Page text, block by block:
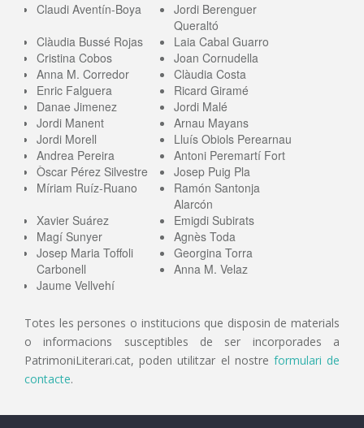
Claudi Aventín-Boya
Jordi Berenguer
Queraltó
Clàudia Bussé Rojas
Laia Cabal Guarro
Cristina Cobos
Joan Cornudella
Anna M. Corredor
Clàudia Costa
Enric Falguera
Ricard Giramé
Danae Jimenez
Jordi Malé
Jordi Manent
Arnau Mayans
Jordi Morell
Lluís Obiols Perearnau
Andrea Pereira
Antoni Peremartí Fort
Òscar Pérez Silvestre
Josep Puig Pla
Míriam Ruíz-Ruano
Ramón Santonja
Alarcón
Xavier Suárez
Emigdi Subirats
Magí Sunyer
Agnès Toda
Josep Maria Toffoli
Carbonell
Georgina Torra
Anna M. Velaz
Jaume Vellvehí
Totes les persones o institucions que disposin de materials
o informacions susceptibles de ser incorporades a
PatrimoniLiterari.cat, poden utilitzar el nostre formulari de
contacte.